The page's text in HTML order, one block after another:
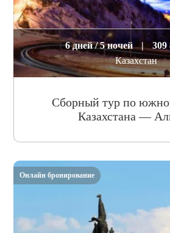
6 дней / 5 ночей |
Казахстан
Сборный тур по
Казахстана —
Онлайн бронирование